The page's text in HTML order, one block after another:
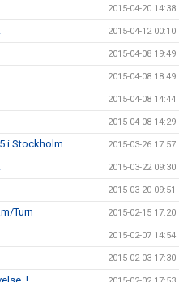
2015-04-20 14:38
2015-04-12 00:10
2015-04-08 19:49
2015-04-08 18:49
2015-04-08 14:44
2015-04-08 14:29
i Stockholm. 2015-03-26 17:57
2015-03-22 09:30
2015-03-20 09:51
Turn 2015-02-15 17:20
2015-02-07 14:54
2015-02-03 17:30